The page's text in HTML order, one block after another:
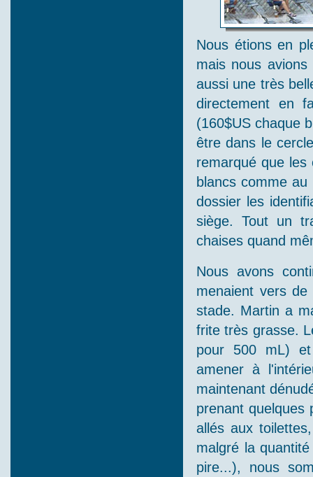
Nous étions en
mais nous
aussi une très
directement en
(160$US chaque
être dans le
remarqué que les
blancs comme
dossier les
siège. Tout un
chaises quand
Nous avons
menaient vers
stade. Martin a
frite très grasse.
pour 500 mL) et
amener à
maintenant
prenant quelques
allés aux
malgré la
pire...), nous